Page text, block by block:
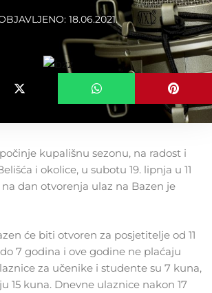
18.06.2021.
kupališnu sezonu, na radost i
i okolice, u subotu 19. lipnja u 11
dan otvorenja ulaz na Bazen je
će biti otvoren za posjetitelje od 11
7 godina i ove godine ne plaćaju
za učenike i studente su 7 kuna,
15 kuna. Dnevne ulaznice nakon 17